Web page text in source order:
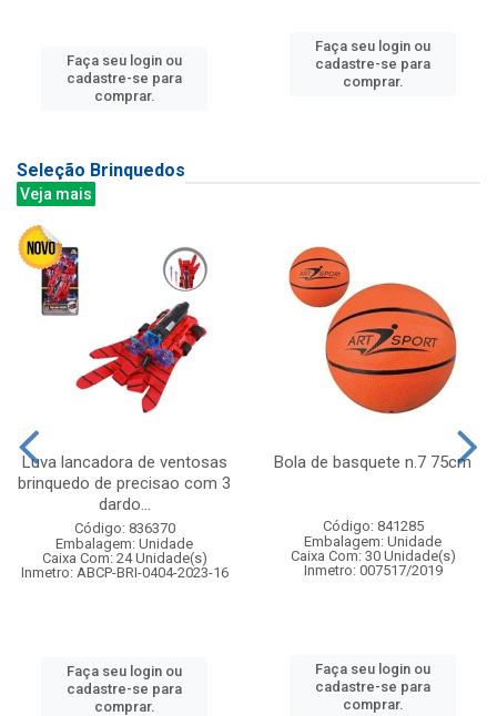
Faça seu login ou
cadastre-se para
comprar.
Faça seu login ou
cadastre-se para
comprar.
Seleção Brinquedos
Veja mais
Luva lancadora de ventosas
brinquedo de precisao com 3
dardo...
Código: 836370
Embalagem: Unidade
Caixa Com: 24 Unidade(s)
Inmetro: ABCP-BRI-0404-2023-16
Faça seu login ou
cadastre-se para
comprar.
Bola de basquete n.7 75cm
Código: 841285
Embalagem: Unidade
Caixa Com: 30 Unidade(s)
Inmetro: 007517/2019
Faça seu login ou
cadastre-se para
comprar.